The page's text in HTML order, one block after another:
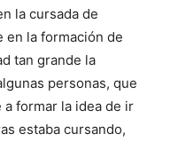
la cursada de
en la formación de
tan grande la
personas, que
a formar la idea de ir
estaba cursando,